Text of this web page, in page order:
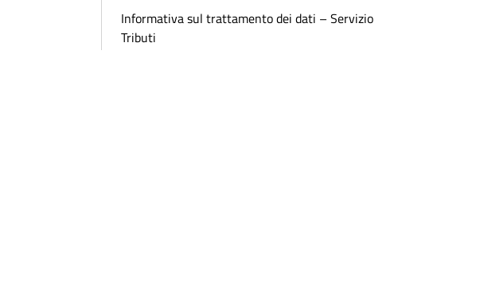
Informativa sul trattamento dei dati – Servizio
Tributi